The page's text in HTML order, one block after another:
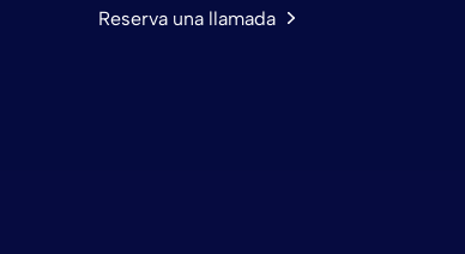
Reserva una llamada